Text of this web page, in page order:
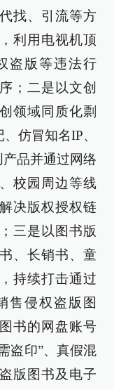
找、引流等方
利用电视机顶
盗版等违法行
；二是以文创
领域同质化剽
仿冒知名IP、
品并通过网络
校园周边等线
决版权授权链
三是以图书版
、长销书、童
持续打击通过
售侵权盗版图
书的网盘账号
盗印”、真假混
版图书及电子